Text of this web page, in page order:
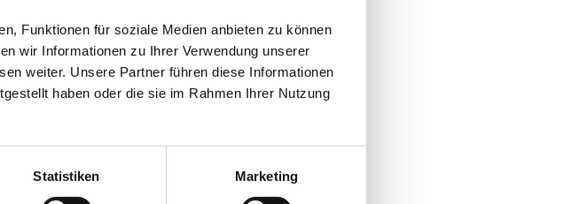
Funktionen für soziale Medien anbieten zu können
wir Informationen zu Ihrer Verwendung unserer
weiter. Unsere Partner führen diese Informationen
haben oder die sie im Rahmen Ihrer Nutzung
Statistiken Marketing
Batad -
- Silay -